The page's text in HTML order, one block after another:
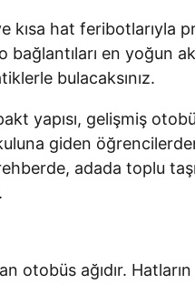
kısa hat
en yoğun
bulacaksınız.
yapısı, gelişmiş
giden
adada toplu
otobüs ağıdır.